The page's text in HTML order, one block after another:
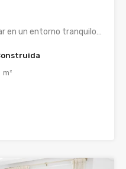
en un entorno tranquilo…
m²